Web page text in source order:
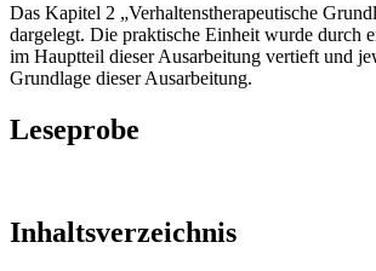
Das Kapitel 2 „Verhaltenstherapeutische
dargelegt. Die praktische Einheit wurde durch
im Hauptteil dieser Ausarbeitung vertieft und
Grundlage dieser Ausarbeitung.
Leseprobe
Inhaltsverzeichnis